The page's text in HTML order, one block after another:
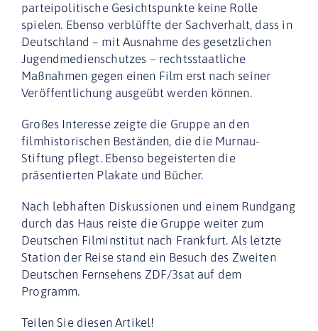
parteipolitische Gesichtspunkte keine Rolle
spielen. Ebenso verblüffte der Sachverhalt, dass in
Deutschland – mit Ausnahme des gesetzlichen
Jugendmedienschutzes – rechtsstaatliche
Maßnahmen gegen einen Film erst nach seiner
Veröffentlichung ausgeübt werden können.
Großes Interesse zeigte die Gruppe an den
filmhistorischen Beständen, die die Murnau-
Stiftung pflegt. Ebenso begeisterten die
präsentierten Plakate und Bücher.
Nach lebhaften Diskussionen und einem Rundgang
durch das Haus reiste die Gruppe weiter zum
Deutschen Filminstitut nach Frankfurt. Als letzte
Station der Reise stand ein Besuch des Zweiten
Deutschen Fernsehens ZDF/3sat auf dem
Programm.
Teilen Sie diesen Artikel!